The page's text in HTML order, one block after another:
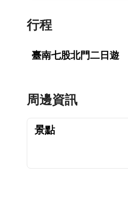
行程
臺南七股北門二日遊
周邊資訊
景點